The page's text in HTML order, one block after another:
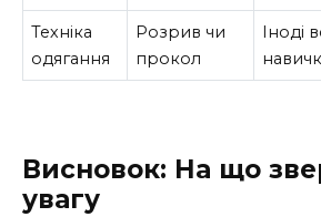
Техніка
одягання
Розрив чи
прокол
Іноді
Висновок: На що
увагу